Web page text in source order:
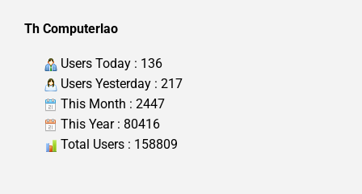
Th Computerlao
Users Today : 136
Users Yesterday : 217
This Month : 2447
This Year : 80416
Total Users : 158809